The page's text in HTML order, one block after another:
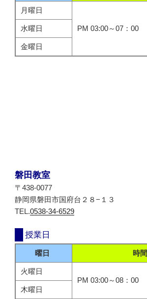
月曜日
PM 03:00～07：00
水曜日
金曜日
磐田教室
〒438-0077
静岡県磐田市国府台２８−１３
TEL.0538-34-6529
授業日
曜日 時間
火曜日
PM 03:00～08：00
木曜日